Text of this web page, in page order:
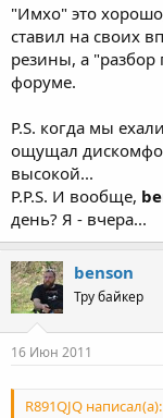
"Имхо" это
ставил на своих
резины, а "разбор
форуме.
P.S. когда мы
ощущал
высокой...
P.P.S. И вообще,
день? Я - вчера...
benson
Тру байкер
16 Июн 2011
R891QJQ написал(а):